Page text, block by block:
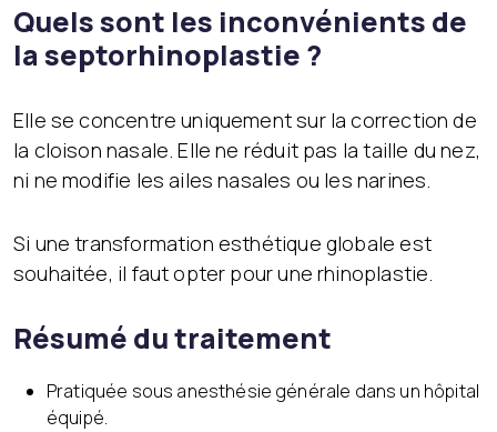
Quels sont les inconvénients de
la septorhinoplastie ?
Elle se concentre uniquement sur la correction de
la cloison nasale. Elle ne réduit pas la taille du nez,
ni ne modifie les ailes nasales ou les narines.
Si une transformation esthétique globale est
souhaitée, il faut opter pour une rhinoplastie.
Résumé du traitement
Pratiquée sous anesthésie générale dans un hôpital
équipé.